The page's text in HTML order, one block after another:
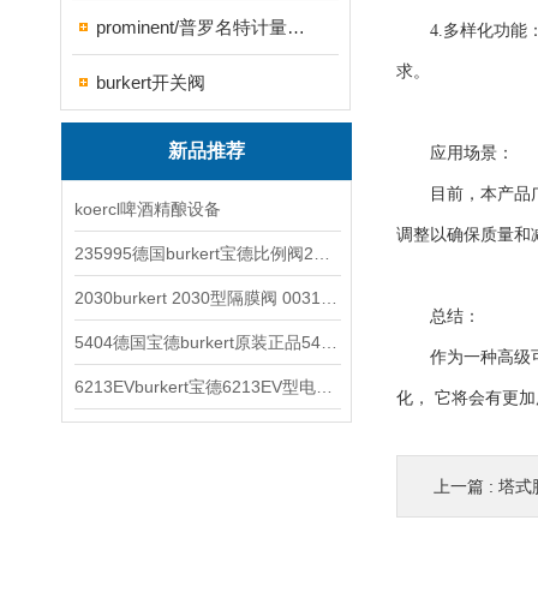
prominent/普罗名特计量泵系列
burkert开关阀
新品推荐
koercl啤酒精酿设备
4.多样化功能：
求。
应用场景：
目前，本产品广
调整以确保质量和
总结：
作为一种高级可
化， 它将会有更
上一篇 : 塔式